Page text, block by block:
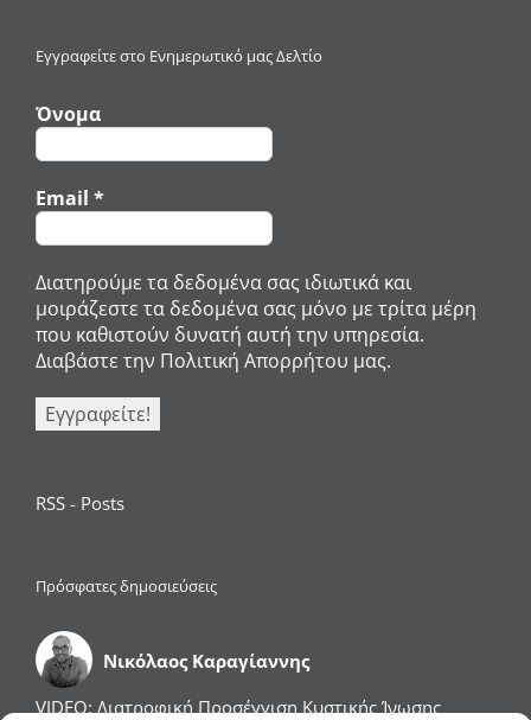
Εγγραφείτε στο Ενημερωτικό μας Δελτίο
Όνομα
Email *
Διατηρούμε τα δεδομένα σας ιδιωτικά και
μοιράζεστε τα δεδομένα σας μόνο με τρίτα μέρη
που καθιστούν δυνατή αυτή την υπηρεσία.
Διαβάστε την Πολιτική Απορρήτου μας.
RSS - Posts
Πρόσφατες δημοσιεύσεις
Νικόλαος Καραγίαννης
VIDEO: Διατροφική Προσέγγιση Κυστικής Ίνωσης